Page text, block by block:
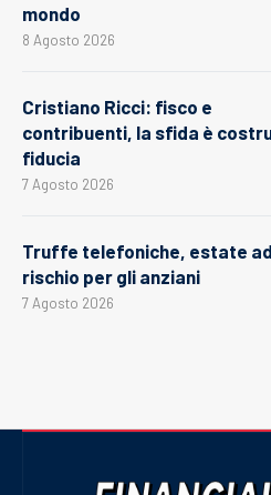
mondo
8 Agosto 2026
Cristiano Ricci: fisco e
contribuenti, la sfida è
fiducia
7 Agosto 2026
Truffe telefoniche, estate
rischio per gli anziani
7 Agosto 2026